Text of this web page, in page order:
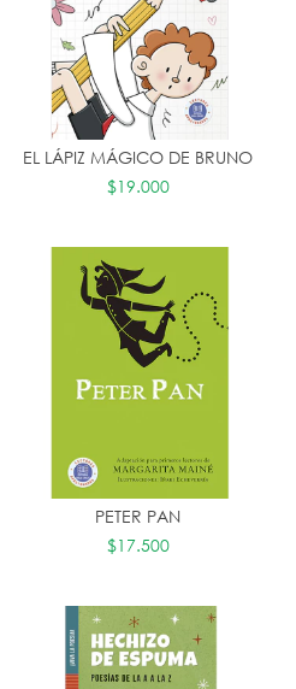
EL LÁPIZ MÁGICO DE BRUNO
$19.000
PETER PAN
$17.500